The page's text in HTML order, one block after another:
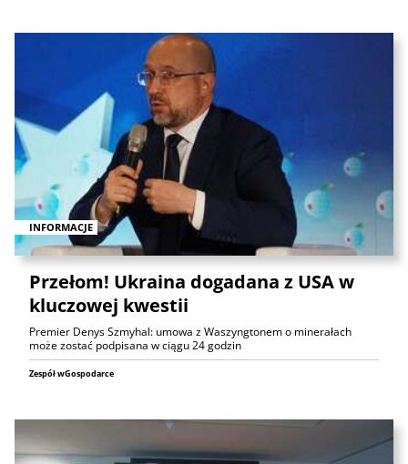
INFORMACJE
Przełom! Ukraina dogadana z USA w
kluczowej kwestii
Premier Denys Szmyhal: umowa z Waszyngtonem o minerałach
może zostać podpisana w ciągu 24 godzin
Zespół wGospodarce